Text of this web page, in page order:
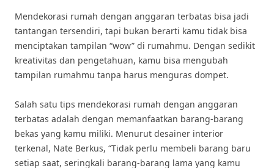
Mendekorasi rumah dengan anggaran terbatas bisa jadi
tantangan tersendiri, tapi bukan berarti kamu tidak bisa
menciptakan tampilan “wow” di rumahmu. Dengan sedikit
kreativitas dan pengetahuan, kamu bisa mengubah
tampilan rumahmu tanpa harus menguras dompet.
Salah satu tips mendekorasi rumah dengan anggaran
terbatas adalah dengan memanfaatkan barang-barang
bekas yang kamu miliki. Menurut desainer interior
terkenal, Nate Berkus, “Tidak perlu membeli barang baru
setiap saat, seringkali barang-barang lama yang kamu